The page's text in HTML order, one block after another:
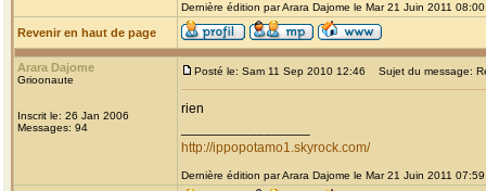
Dernière édition par Arara Dajome le Mar 21 Juin 2011
Revenir en haut de page
Arara Dajome
Grioonaute
Inscrit le: 26 Jan 2006
Messages: 94
Posté le: Sam 11 Sep 2010 12:46 Sujet du message:
rien
http://ippopotamo1.skyrock.com/
Dernière édition par Arara Dajome le Mar 21 Juin 2011